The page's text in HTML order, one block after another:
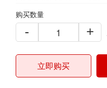
购买数量
- +
立即购买